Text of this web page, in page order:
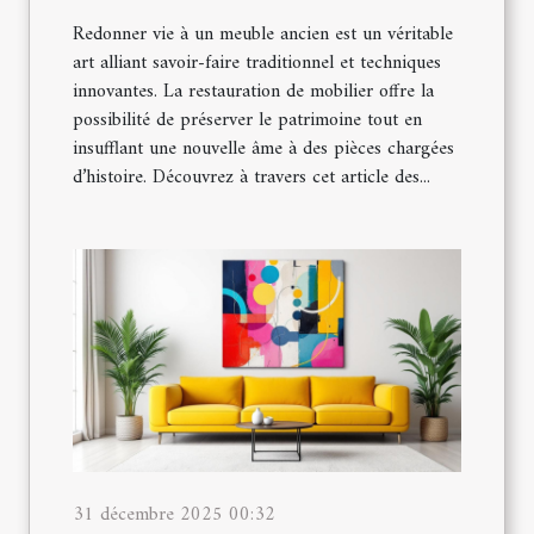
Redonner vie à un meuble ancien est un véritable
art alliant savoir-faire traditionnel et techniques
innovantes. La restauration de mobilier offre la
possibilité de préserver le patrimoine tout en
insufflant une nouvelle âme à des pièces chargées
d’histoire. Découvrez à travers cet article des...
31 décembre 2025 00:32